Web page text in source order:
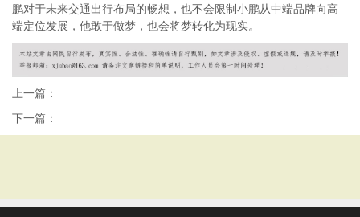
鹏对于未来交通出行布局的畅想，也不会限制小鹏从中端品牌向高
端定位发展，他敢于做梦，也会将梦转化为现实。
上一篇：
下一篇：